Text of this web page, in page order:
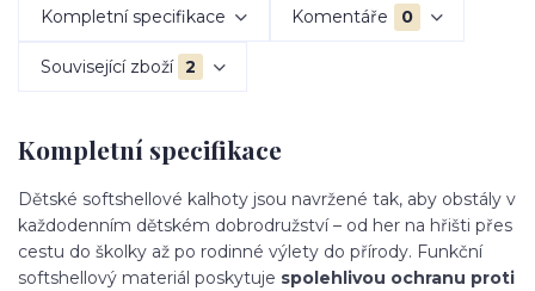
Kompletní specifikace Komentáře 0
Související zboží 2
Kompletní specifikace
Dětské softshellové kalhoty jsou navržené tak, aby obstály v
každodenním dětském dobrodružství – od her na hřišti přes
cestu do školky až po rodinné výlety do přírody. Funkční
softshellový materiál poskytuje spolehlivou ochranu proti